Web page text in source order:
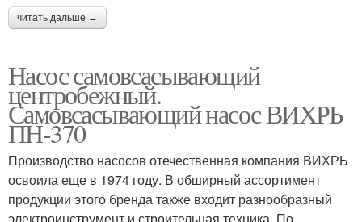
читать дальше →
Насос самовсасывающий
центробежный.
Самовсасывающий насос ВИХРЬ
ПН-370
Производство насосов отечественная компания ВИХРЬ
освоила еще в 1974 году. В обширный ассортимент
продукции этого бренда также входит разнообразный